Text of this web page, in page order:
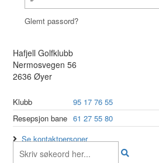
Glemt passord?
Hafjell Golfklubb
Nermosvegen 56
2636 Øyer
Klubb
95 17 76 55
Resepsjon bane 61 27 55 80
Se kontaktpersoner